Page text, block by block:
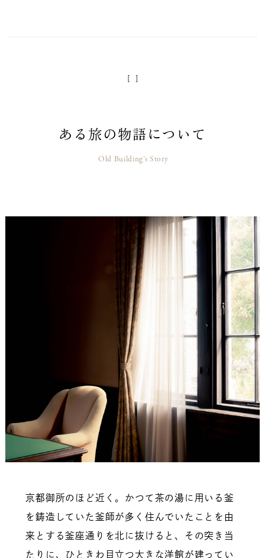
[ ]
ある旅の物語について
Old Building’s Story
京都御所のほど近く。かつて茶の湯に用いる釜
を鋳造していた釜師が多く住んでいたことを由
来とする釜座通りを北に抜けると、その突き当
たりに、ひときわ目立つ大きな洋館が建ってい